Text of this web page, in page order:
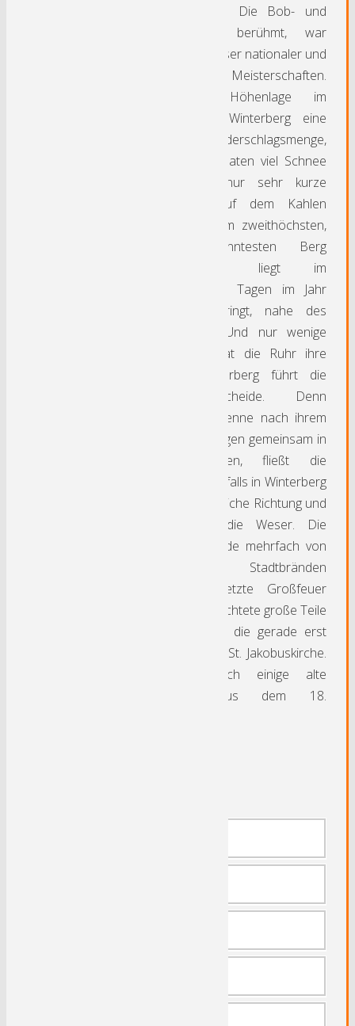
Metropole entwickelt. Die Bob- und
Rennrodelbahn ist berühmt, war
Austragungsort zahlloser nationaler und
internationaler Meisterschaften.
Aufgrund seiner Höhenlage im
Rothaargebirge hat Winterberg eine
besonders hohe Niederschlagsmenge,
die in den Wintermonaten viel Schnee
bringt sowie eine nur sehr kurze
Vegetationsphase. Auf dem Kahlen
Asten, dem mit 842 m zweithöchsten,
aber wohl bekanntesten Berg
Nordrhein-Westfalens liegt im
Durchschnitt an 120 Tagen im Jahr
Schnee. Hier entspringt, nahe des
Gipfels, die Lenne. Und nur wenige
Kilometer entfernt hat die Ruhr ihre
Quelle. Durch Winterberg führt die
Rhein-Weser-Wasserscheide. Denn
während Ruhr und Lenne nach ihrem
Zusammenfluss in Hagen gemeinsam in
den Rhein münden, fließt die
‚Namenlose’, die ebenfalls in Winterberg
entspringt, in nord-östliche Richtung und
mündet später in die Weser. Die
Kleinstadt selber wurde mehrfach von
verheerenden Stadtbränden
heimgesucht. Das letzte Großfeuer
wütete 1791 und vernichtete große Teile
der Innenstadt sowie die gerade erst
wieder fertig gestellte St. Jakobuskirche.
Trotzdem sind noch einige alte
Fachwerkhäuser aus dem 18.